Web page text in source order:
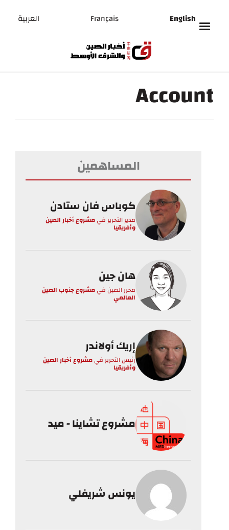
English
Français العربية
Account
المساهمين
كوباس فان ستادن
مدير التحرير فيمشروع أخبار الصين
وأفريقيا
هان جين
محرر الصينفيمشروع جنوب الصين
العالمي
إريك أولاندر
رئيس التحرير فيمشروع أخبار الصين
وأفريقيا
مشروع تشاينا - ميد
يونس شريفلي